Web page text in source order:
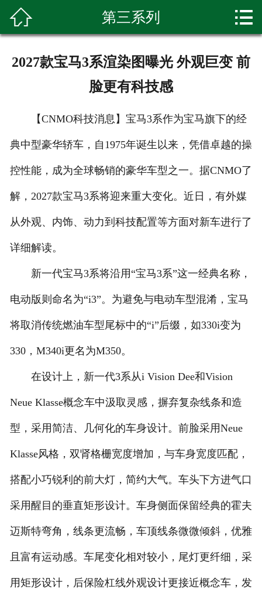
环境展示
科普知识
客户留言
 第三系列 
2027款宝马3系渲染图曝光 外观巨变 前
脸更有科技感
【CNMO科技消息】宝马3系作为宝马旗下的经
典中型豪华轿车，自1975年诞生以来，凭借卓越的操
控性能，成为全球畅销的豪华车型之一。据CNMO了
解，2027款宝马3系将迎来重大变化。近日，有外媒
从外观、内饰、动力到科技配置等方面对新车进行了
详细解读。
新一代宝马3系将沿用“宝马3系”这一经典名称，
电动版则命名为“i3”。为避免与电动车型混淆，宝马
将取消传统燃油车型尾标中的“i”后缀，如330i变为
330，M340i更名为M350。
在设计上，新一代3系从i Vision Dee和Vision
Neue Klasse概念车中汲取灵感，摒弃复杂线条和造
型，采用简洁、几何化的车身设计。前脸采用Neue
Klasse风格，双肾格栅宽度增加，与车身宽度匹配，
搭配小巧锐利的前大灯，简约大气。车头下方进气口
采用醒目的垂直矩形设计。车身侧面保留经典的霍夫
迈斯特弯角，线条更流畅，车顶线条微微倾斜，优雅
且富有运动感。车尾变化相对较小，尾灯更纤细，采
用矩形设计，后保险杠线外观设计更接近概念车，发